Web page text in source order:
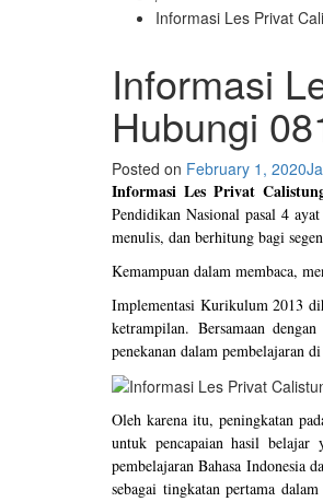
Informasi Les Privat
Informasi
Hubungi
Posted on February 1, 2020
Informasi Les Privat
Pendidikan Nasional pasal 4
menulis, dan berhitung bagi
Kemampuan dalam membaca,
Implementasi Kurikulum 2013
ketrampilan. Bersamaan
penekanan dalam pembelajaran
Oleh karena itu, peningkatan
untuk pencapaian hasil
pembelajaran Bahasa Indonesia
sebagai tingkatan pertama